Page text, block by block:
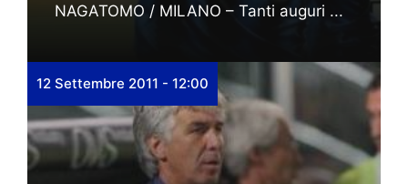
NAGATOMO / MILANO – Tanti auguri ...
12 Settembre 2011 - 12:00